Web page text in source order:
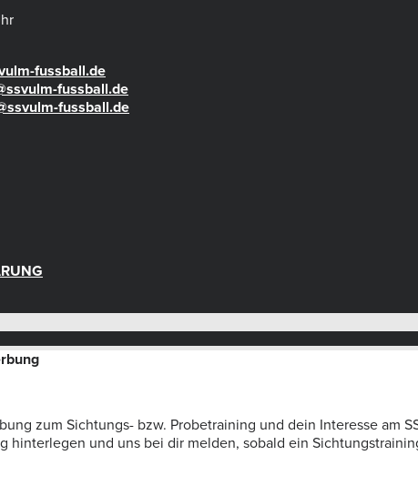
fussball.de
fussball.de
fussball.de
zum Sichtungs- bzw. Probetraining und dein Interesse am
hinterlegen und uns bei dir melden, sobald ein